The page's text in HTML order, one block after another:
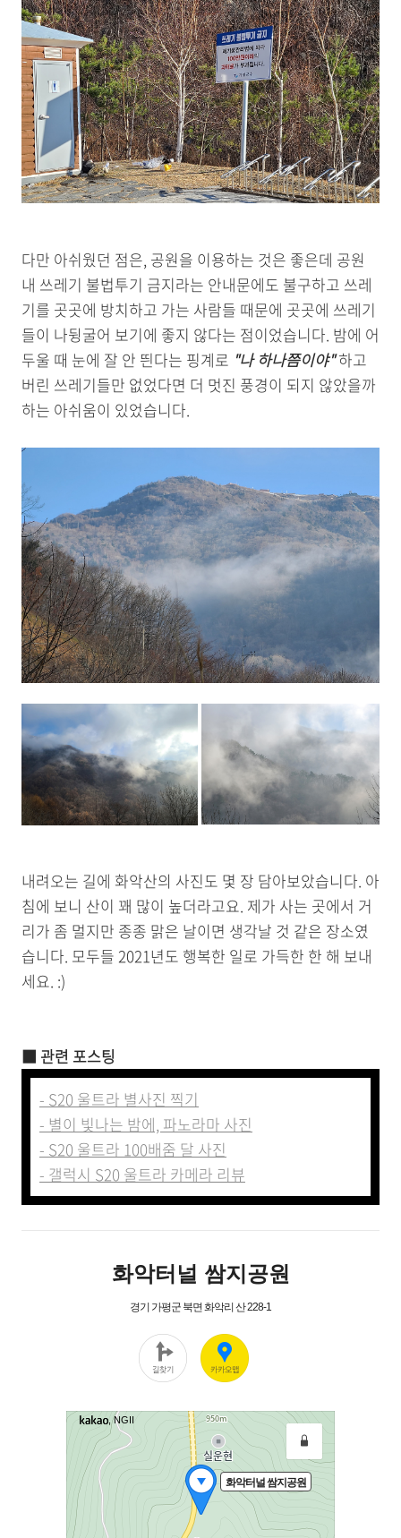
다만 아쉬웠던 점은, 공원을 이용하는 것은 좋은데 공원
내 쓰레기 불법투기 금지라는 안내문에도 불구하고 쓰레
기를 곳곳에 방치하고 가는 사람들 때문에 곳곳에 쓰레기
들이 나뒹굴어 보기에 좋지 않다는 점이었습니다. 밤에 어
두울 때 눈에 잘 안 띈다는 핑계로 "나 하나쯤이야"하고
버린 쓰레기들만 없었다면 더 멋진 풍경이 되지 않았을까
하는 아쉬움이 있었습니다.
내려오는 길에 화악산의 사진도 몇 장 담아보았습니다. 아
침에 보니 산이 꽤 많이 높더라고요. 제가 사는 곳에서 거
리가 좀 멀지만 종종 맑은 날이면 생각날 것 같은 장소였
습니다. 모두들 2021년도 행복한 일로 가득한 한 해 보내
세요. :)
■ 관련 포스팅
- S20 울트라 별사진 찍기
- 별이 빛나는 밤에, 파노라마 사진
- S20 울트라 100배줌 달 사진
- 갤럭시 S20 울트라 카메라 리뷰